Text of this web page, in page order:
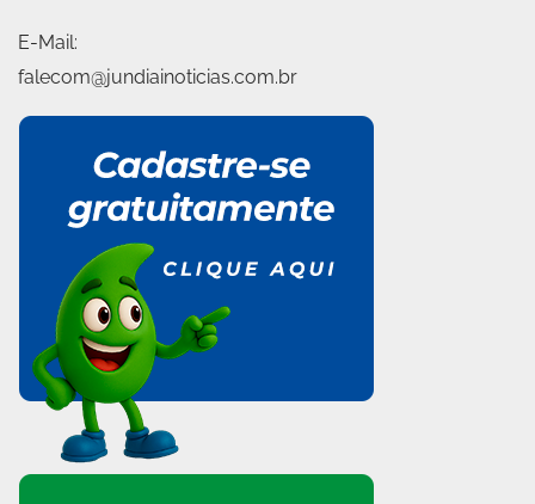
E-Mail:
falecom@jundiainoticias.com.br